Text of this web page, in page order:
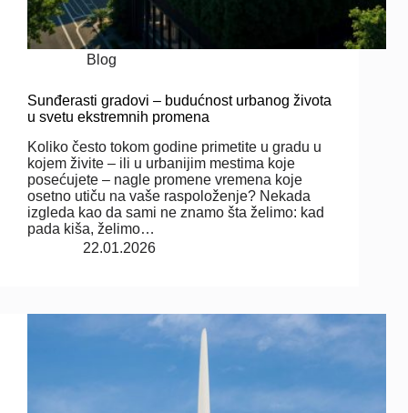
Blog
Sunđerasti gradovi – budućnost urbanog života
u svetu ekstremnih promena
Koliko često tokom godine primetite u gradu u
kojem živite – ili u urbanijim mestima koje
posećujete – nagle promene vremena koje
osetno utiču na vaše raspoloženje? Nekada
izgleda kao da sami ne znamo šta želimo: kad
pada kiša, želimo…
22.01.2026